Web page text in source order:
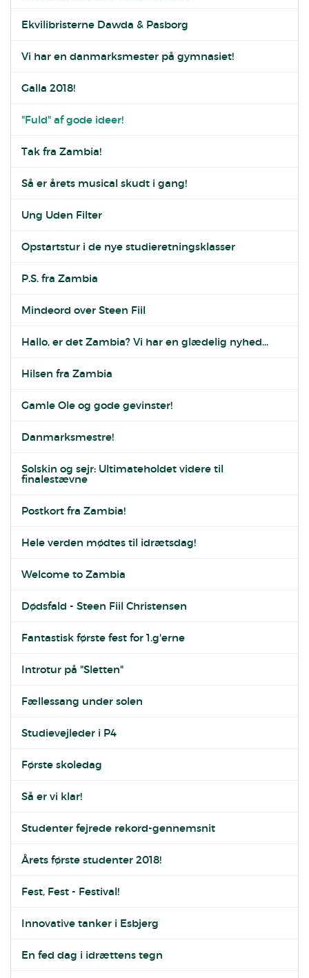
Ekvilibristerne Dawda & Pasborg
Vi har en danmarksmester på gymnasiet!
Galla 2018!
"Fuld" af gode ideer!
Tak fra Zambia!
Så er årets musical skudt i gang!
Ung Uden Filter
Opstartstur i de nye studieretningsklasser
P.S. fra Zambia
Mindeord over Steen Fiil
Hallo, er det Zambia? Vi har en glædelig nyhed...
Hilsen fra Zambia
Gamle Ole og gode gevinster!
Danmarksmestre!
Solskin og sejr: Ultimateholdet videre til
finalestævne
Postkort fra Zambia!
Hele verden mødtes til idrætsdag!
Welcome to Zambia
Dødsfald - Steen Fiil Christensen
Fantastisk første fest for 1.g'erne
Introtur på "Sletten"
Fællessang under solen
Studievejleder i P4
Første skoledag
Så er vi klar!
Studenter fejrede rekord-gennemsnit
Årets første studenter 2018!
Fest, Fest - Festival!
Innovative tanker i Esbjerg
En fed dag i idrættens tegn